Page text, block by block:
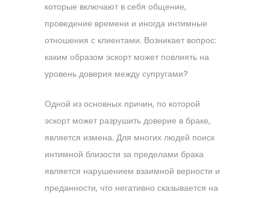
которые включают в себя общение,
проведение времени и иногда интимные
отношения с клиентами. Возникает вопрос:
каким образом эскорт может повлиять на
уровень доверия между супругами?
Одной из основных причин, по которой
эскорт может разрушить доверие в браке,
является измена. Для многих людей поиск
интимной близости за пределами брака
является нарушением взаимной верности и
преданности, что негативно сказывается на